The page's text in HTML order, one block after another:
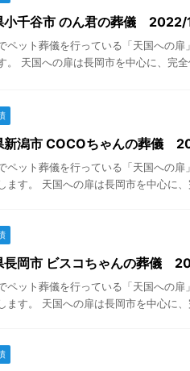
小千谷市 のん君の葬儀 2022/
ペット葬儀を行っている「天国への
。 天国への扉は長岡市を中心に、完
新潟市 COCOちゃんの葬儀
ペット葬儀を行っている「天国への
ます。 天国への扉は長岡市を中心に
長岡市 ビスコちゃんの葬儀
ペット葬儀を行っている「天国への
ます。 天国への扉は長岡市を中心に